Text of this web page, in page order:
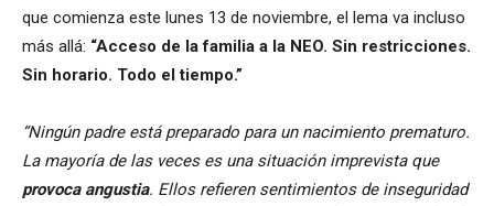
que comienza este lunes 13 de noviembre, el lema va incluso
más allá: “Acceso de la familia a la NEO. Sin restricciones.
Sin horario. Todo el tiempo.”
“Ningún padre está preparado para un nacimiento prematuro.
La mayoría de las veces es una situación imprevista que
provoca angustia. Ellos refieren sentimientos de inseguridad